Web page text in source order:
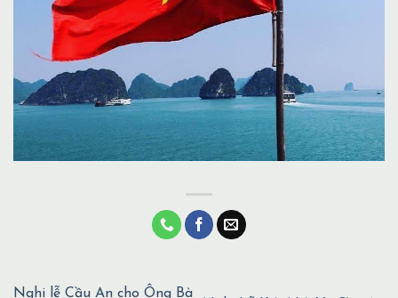
Nghi lễ Cầu An cho Ông Bà